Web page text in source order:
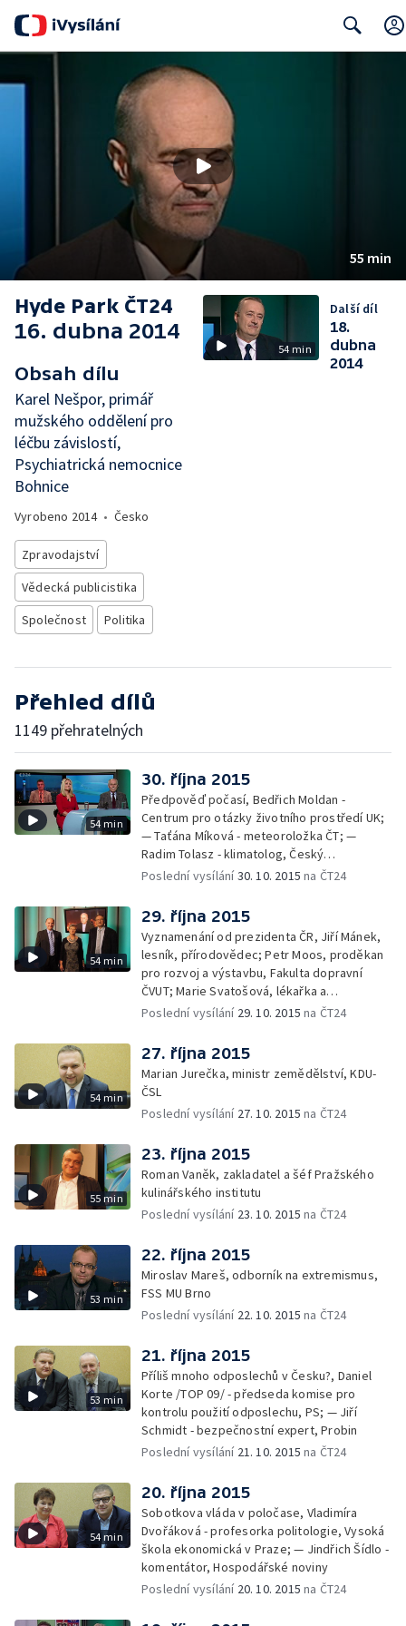
55 min
Hyde Park ČT24
16. dubna 2014
Obsah dílu
Karel Nešpor, primář
mužského oddělení pro
léčbu závislostí,
Psychiatrická nemocnice
Bohnice
Vyrobeno 2014• Česko
Zpravodajství
Vědecká publicistika
Společnost
Politika
54 min
Další díl
18.
dubna
2014
Přehled dílů
1149 přehratelných
54 min
30. října 2015
Předpověď počasí, Bedřich Moldan -
Centrum pro otázky životního prostředí UK;
— Taťána Míková - meteoroložka ČT; —
Radim Tolasz - klimatolog, Český
hydrometeorologický ústav
Poslední vysílání30. 10. 2015 na ČT24
54 min
29. října 2015
Vyznamenání od prezidenta ČR, Jiří Mánek,
lesník, přírodovědec; Petr Moos, proděkan
pro rozvoj a výstavbu, Fakulta dopravní
ČVUT; Marie Svatošová, lékařka a
zakladatelka Českého hospicového hnutí;
Poslední vysílání 29. 10. 2015 na ČT24
54 min
27. října 2015
Marian Jurečka, ministr zemědělství, KDU-
ČSL
Poslední vysílání 27. 10. 2015 na ČT24
55 min
23. října 2015
Roman Vaněk, zakladatel a šéf Pražského
kulinářského institutu
Poslední vysílání 23. 10. 2015 na ČT24
53 min
22. října 2015
Miroslav Mareš, odborník na extremismus,
FSS MU Brno
Poslední vysílání 22. 10. 2015 na ČT24
53 min
21. října 2015
Příliš mnoho odposlechů v Česku?, Daniel
Korte /TOP 09/ - předseda komise pro
kontrolu použití odposlechu, PS; — Jiří
Schmidt - bezpečnostní expert, Probin
Poslední vysílání 21. 10. 2015 na ČT24
54 min
20. října 2015
Sobotkova vláda v poločase, Vladimíra
Dvořáková - profesorka politologie, Vysoká
škola ekonomická v Praze; — Jindřich Šídlo -
komentátor, Hospodářské noviny
Poslední vysílání 20. 10. 2015 na ČT24